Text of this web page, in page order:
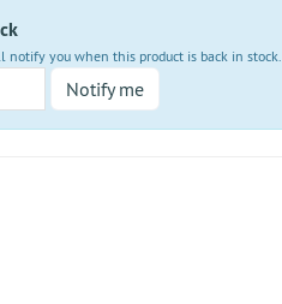
notify you when this product is back in stock.
Notify me